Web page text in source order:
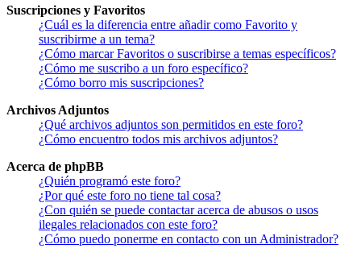
Suscripciones y Favoritos
¿Cuál es la diferencia entre añadir como Favorito y
suscribirme a un tema?
¿Cómo marcar Favoritos o suscribirse a temas específicos?
¿Cómo me suscribo a un foro específico?
¿Cómo borro mis suscripciones?
Archivos Adjuntos
¿Qué archivos adjuntos son permitidos en este foro?
¿Cómo encuentro todos mis archivos adjuntos?
Acerca de phpBB
¿Quién programó este foro?
¿Por qué este foro no tiene tal cosa?
¿Con quién se puede contactar acerca de abusos o usos
ilegales relacionados con este foro?
¿Cómo puedo ponerme en contacto con un Administrador?